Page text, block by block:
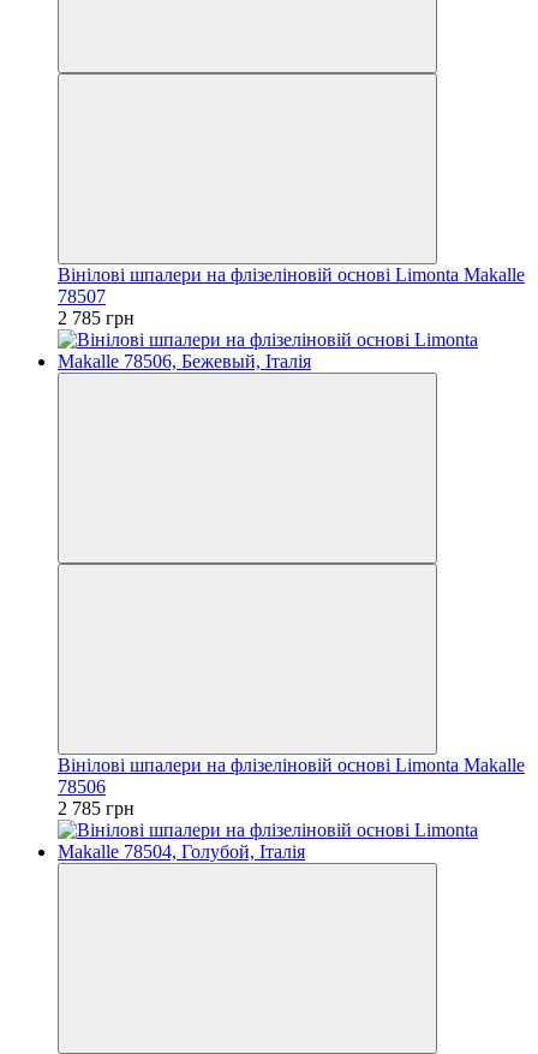
Вінілові шпалери на флізеліновій основі Limonta Makalle
78507
2 785 грн
Вінілові шпалери на флізеліновій основі Limonta Makalle
78506
2 785 грн